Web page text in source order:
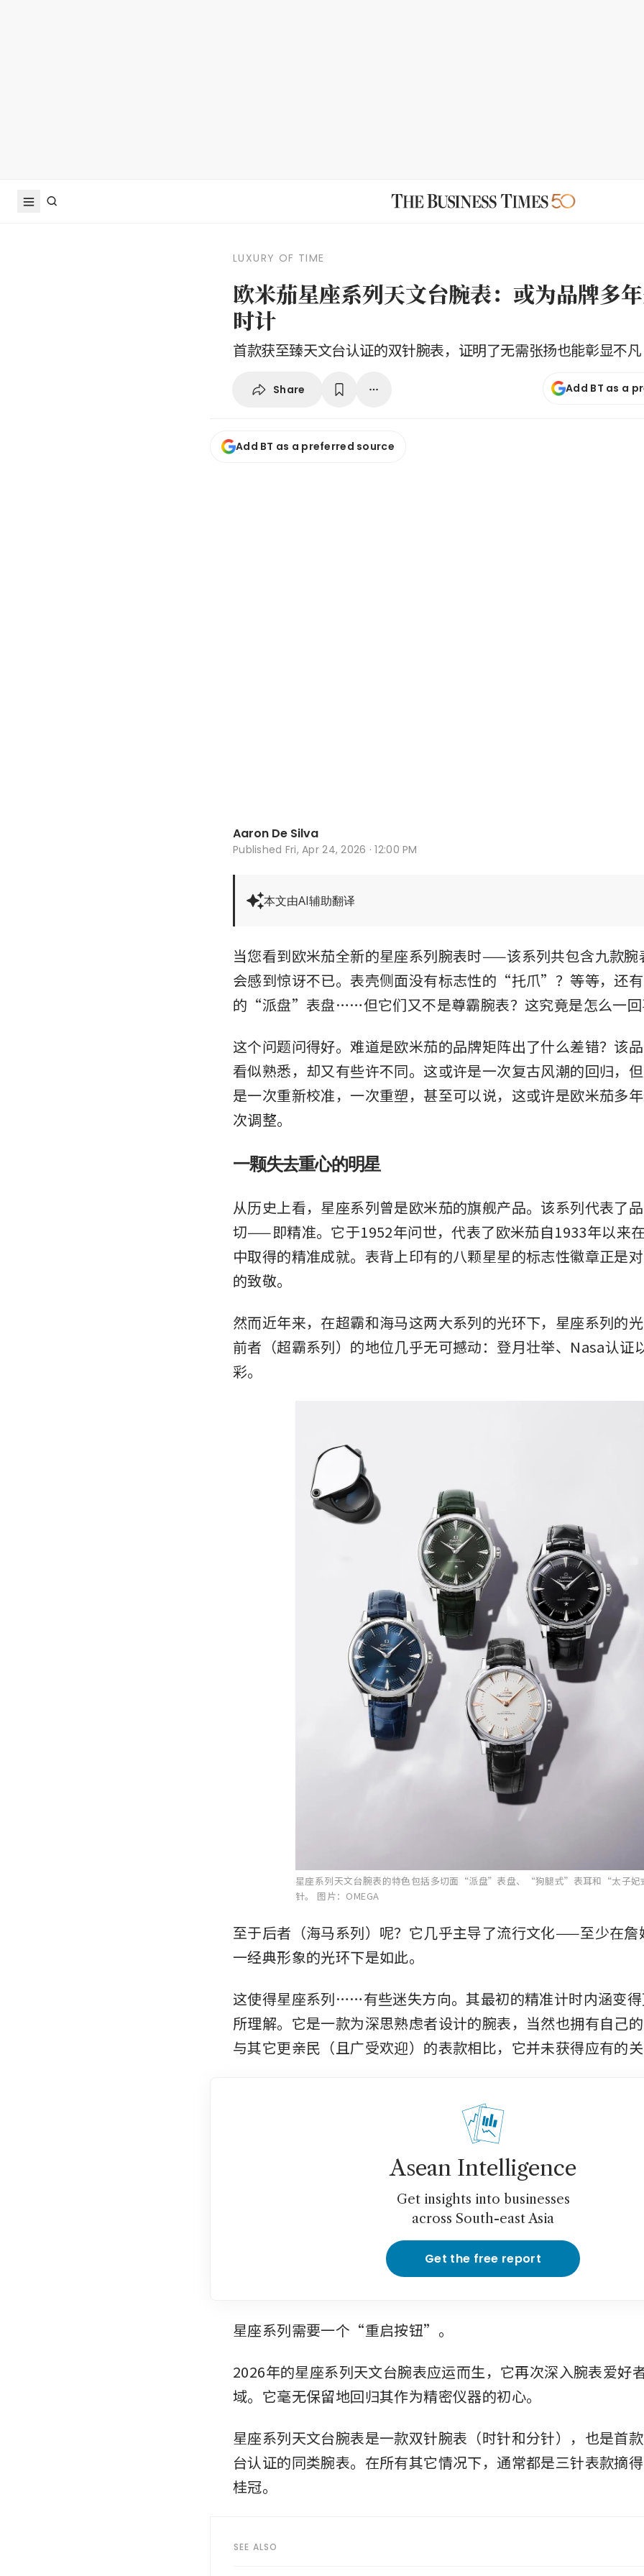
LUXURY OF TIME
欧米茄星座系列天文台腕表：或为品牌多
时计
首款获至臻天文台认证的双针腕表，证明了无需张扬也能彰显不凡
Share Add BT as a
Add BT as a preferred source
Aaron De Silva
Published Fri, Apr 24, 2026 · 12:00 PM
本文由AI辅助翻译
当您看到欧米茄全新的星座系列腕表时——该系列共包含九款
会感到惊讶不已。表壳侧面没有标志性的“托爪”？等等，还
的“派盘”表盘……但它们又不是尊霸腕表？这究竟是怎么一
这个问题问得好。难道是欧米茄的品牌矩阵出了什么差错？该
看似熟悉，却又有些许不同。这或许是一次复古风潮的回归，
是一次重新校准，一次重塑，甚至可以说，这或许是欧米茄多
次调整。
一颗失去重心的明星
从历史上看，星座系列曾是欧米茄的旗舰产品。该系列代表了
切——即精准。它于1952年问世，代表了欧米茄自1933年以来
中取得的精准成就。表背上印有的八颗星星的标志性徽章正是
的致敬。
然而近年来，在超霸和海马这两大系列的光环下，星座系列的
前者（超霸系列）的地位几乎无可撼动：登月壮举、Nasa认证
彩。
星座系列天文台腕表的特色包括多切面“派盘”表盘、“狗腿式”表耳和“太子
针。 图片：OMEGA
至于后者（海马系列）呢？它几乎主导了流行文化——至少在
一经典形象的光环下是如此。
这使得星座系列……有些迷失方向。其最初的精准计时内涵变
所理解。它是一款为深思熟虑者设计的腕表，当然也拥有自己
与其它更亲民（且广受欢迎）的表款相比，它并未获得应有的
Asean Intelligence
Get insights into businesses
across South-east Asia
Get the free report
星座系列需要一个“重启按钮”。
2026年的星座系列天文台腕表应运而生，它再次深入腕表爱好
域。它毫无保留地回归其作为精密仪器的初心。
星座系列天文台腕表是一款双针腕表（时针和分针），也是首
台认证的同类腕表。在所有其它情况下，通常都是三针表款摘
桂冠。
SEE ALSO